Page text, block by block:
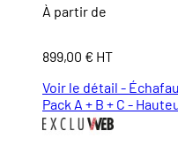
À partir de
899,00 € HT
Voir le détail -
Pack A + B + C -